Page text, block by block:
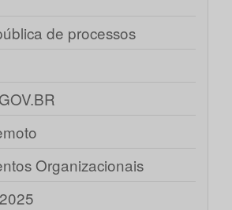
de processos
Organizacionais